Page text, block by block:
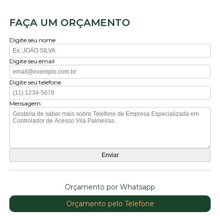
FAÇA UM ORÇAMENTO
Digite seu nome
Digite seu email
Digite seu telefone
Mensagem
Orçamento por Whatsapp
Orçamento pelo Telefone